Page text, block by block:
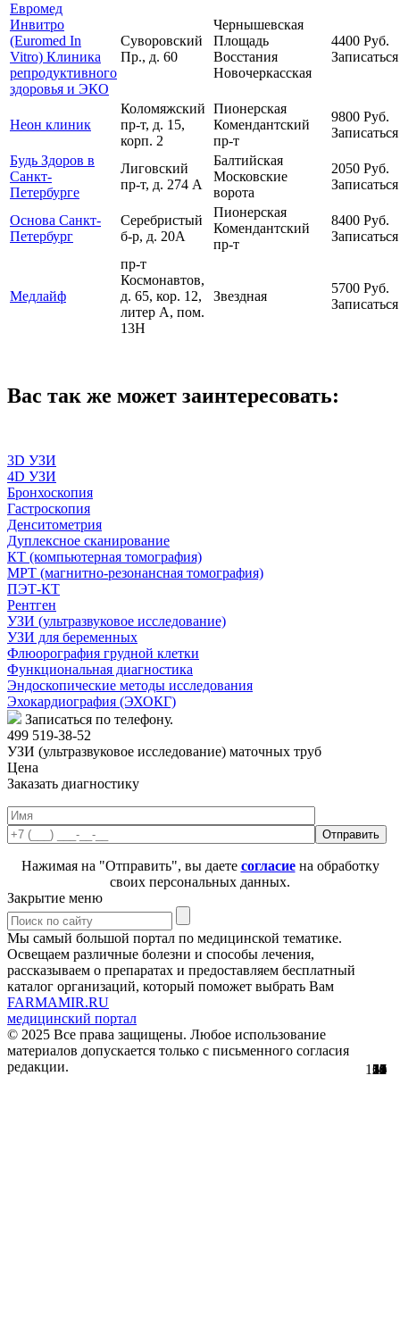
Евромед
Инвитро
(Euromed In
Vitro) Клиника
репродуктивного
здоровья и ЭКО
Суворовский
Пр., д. 60
Чернышевская
Площадь
Восстания
Новочеркасская
4400 Руб.
Записаться
Неон клиник
Коломяжский
пр-т, д. 15,
корп. 2
Пионерская
Комендантский
пр-т
9800 Руб.
Записаться
Будь Здоров в
Санкт-
Петербурге
Лиговский
пр-т, д. 274 А
Балтийская
Московские
ворота
2050 Руб.
Записаться
Основа Санкт-
Петербург
Серебристый
б-р, д. 20А
Пионерская
Комендантский
пр-т
8400 Руб.
Записаться
Медлайф
пр-т
Космонавтов,
д. 65, кор. 12,
литер А, пом.
13Н
Звездная
5700 Руб.
Записаться
Вас так же может заинтересовать:
22
3D УЗИ
17
4D УЗИ
2
Бронхоскопия
30
Гастроскопия
5
Денситометрия
11
Дуплексное сканирование
51
КТ (компьютерная томография)
56
МРТ (магнитно-резонансная томография)
0
ПЭТ-КТ
29
Рентген
61
УЗИ (ультразвуковое исследование)
3
УЗИ для беременных
12
Флюорография грудной клетки
12
Функциональная диагностика
8
Эндоскопические методы исследования
154
Эхокардиография (ЭХОКГ)
Записаться по телефону.
499 519-38-52
УЗИ (ультразвуковое исследование) маточных труб
Цена
Заказать диагностику
Нажимая на "Отправить", вы даете согласиена обработку
своих персональных данных.
Закрытие меню
Мы самый большой портал по медицинской тематике.
Освещаем различные болезни и способы лечения,
рассказываем о препаратах и предоставляем бесплатный
каталог организаций, который поможет выбрать Вам
FARMAMIR.RU
медицинский портал
© 2025 Все права защищены. Любое использование
материалов допускается только с письменного согласия
редакции.